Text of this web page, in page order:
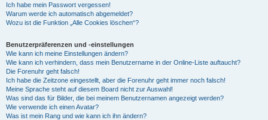
Ich habe mein Passwort vergessen!
Warum werde ich automatisch abgemeldet?
Wozu ist die Funktion „Alle Cookies löschen“?
Benutzerpräferenzen und -einstellungen
Wie kann ich meine Einstellungen ändern?
Wie kann ich verhindern, dass mein Benutzername in der Online-Liste auftaucht?
Die Forenuhr geht falsch!
Ich habe die Zeitzone eingestellt, aber die Forenuhr geht immer noch falsch!
Meine Sprache steht auf diesem Board nicht zur Auswahl!
Was sind das für Bilder, die bei meinem Benutzernamen angezeigt werden?
Wie verwende ich einen Avatar?
Was ist mein Rang und wie kann ich ihn ändern?